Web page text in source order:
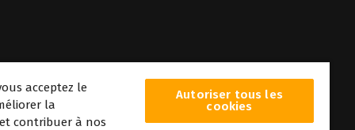
acceptez le
la
contribuer à nos
Autoriser tous les
cookies